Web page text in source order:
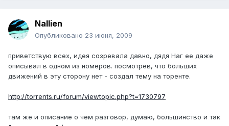
Nallien
Опубликовано 23 июня, 2009
приветствую всех, идея созревала давно, дядя Наг ее даже
описывал в одном из номеров. посмотрев, что больших
движений в эту сторону нет - создал тему на торенте.
http://torrents.ru/forum/viewtopic.php?t=1730797
там же и описание о чем разговор, думаю, большинство и так